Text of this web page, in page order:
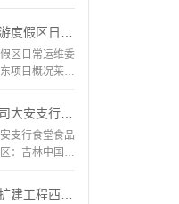
日常运维委
区日常运维委
项目概况莱州
行食堂食品
支行食堂食品
：吉林中国银
西飞行区场